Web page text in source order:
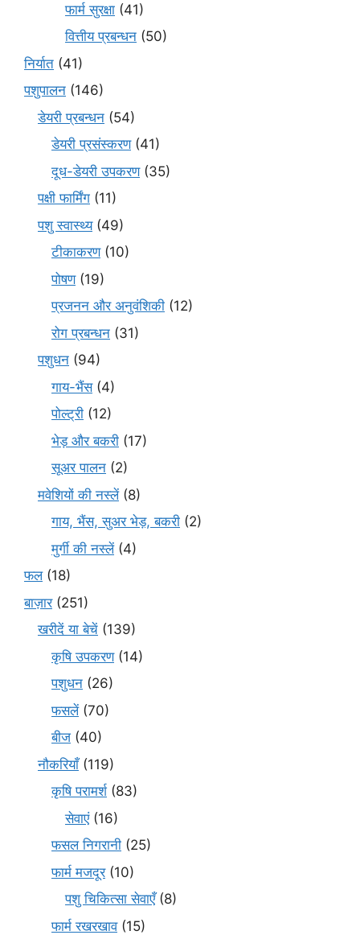
फार्म सुरक्षा (41)
वित्तीय प्रबन्धन (50)
निर्यात (41)
पशुपालन (146)
डेयरी प्रबन्धन (54)
डेयरी प्रसंस्करण(41)
दूध-डेयरी उपकरण(35)
पक्षी फार्मिंग (11)
पशु स्वास्थ्य(49)
टीकाकरण(10)
पोषण(19)
प्रजनन और अनुवंशिकी (12)
रोग प्रबन्धन (31)
पशुधन (94)
गाय-भैंस(4)
पोल्ट्री (12)
भेड़ और बकरी (17)
सूअर पालन (2)
मवेशियों की नस्लें(8)
गाय, भैंस, सुअर भेड़, बकरी (2)
मुर्गी की नस्लें(4)
फल(18)
बाज़ार(251)
खरीदें या बेचें (139)
कृषि उपकरण(14)
पशुधन (26)
फसलें(70)
बीज (40)
नौकरियाँ(119)
कृषि परामर्श(83)
सेवाएं(16)
फसल निगरानी (25)
फार्म मजदूर(10)
पशु चिकित्सा सेवाएँ(8)
फार्म रखरखाव(15)